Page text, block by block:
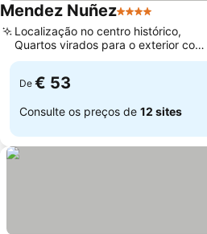
Mendez Nuñez4 Estrelas
Localização no centro histórico,
Quartos virados para o exterior com
vistas
De € 53
Consulte os preços de 12 sites